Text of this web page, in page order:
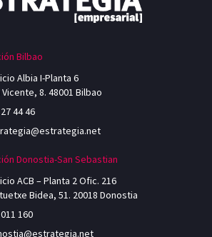
Bilbao
Albia I-Planta 6
Vicente, 8. 48001 Bilbao
44 46
Donostia-San Sebastian
ACB – Planta 2 Ofic. 216
Bidea, 51. 20018 Donostia
160